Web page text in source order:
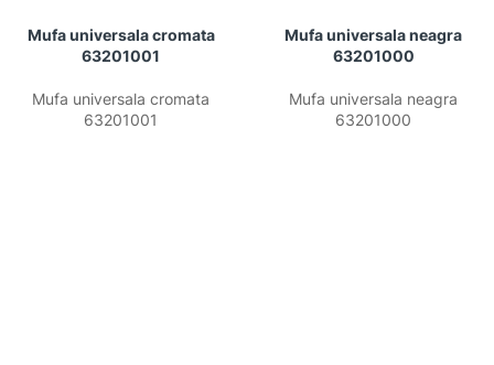
Mufa universala cromata
63201001
Mufa universala cromata
63201001
Mufa universala neagra
63201000
Mufa universala neagra
63201000